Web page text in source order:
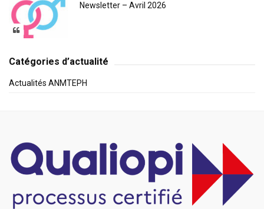
Newsletter – Avril 2026
Catégories d’actualité
Actualités ANMTEPH